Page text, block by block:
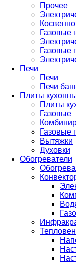
Прочее
Газовые
Газовые
Печи
Печи
Печи
Плиты
Плиты
Газовые
Газовые
Вытяжки
Духовки
Обогреватели